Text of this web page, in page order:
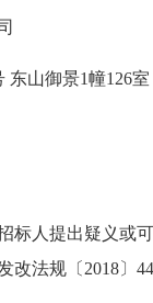
东山御景1幢126室
标人提出疑义或
改法规〔2018〕